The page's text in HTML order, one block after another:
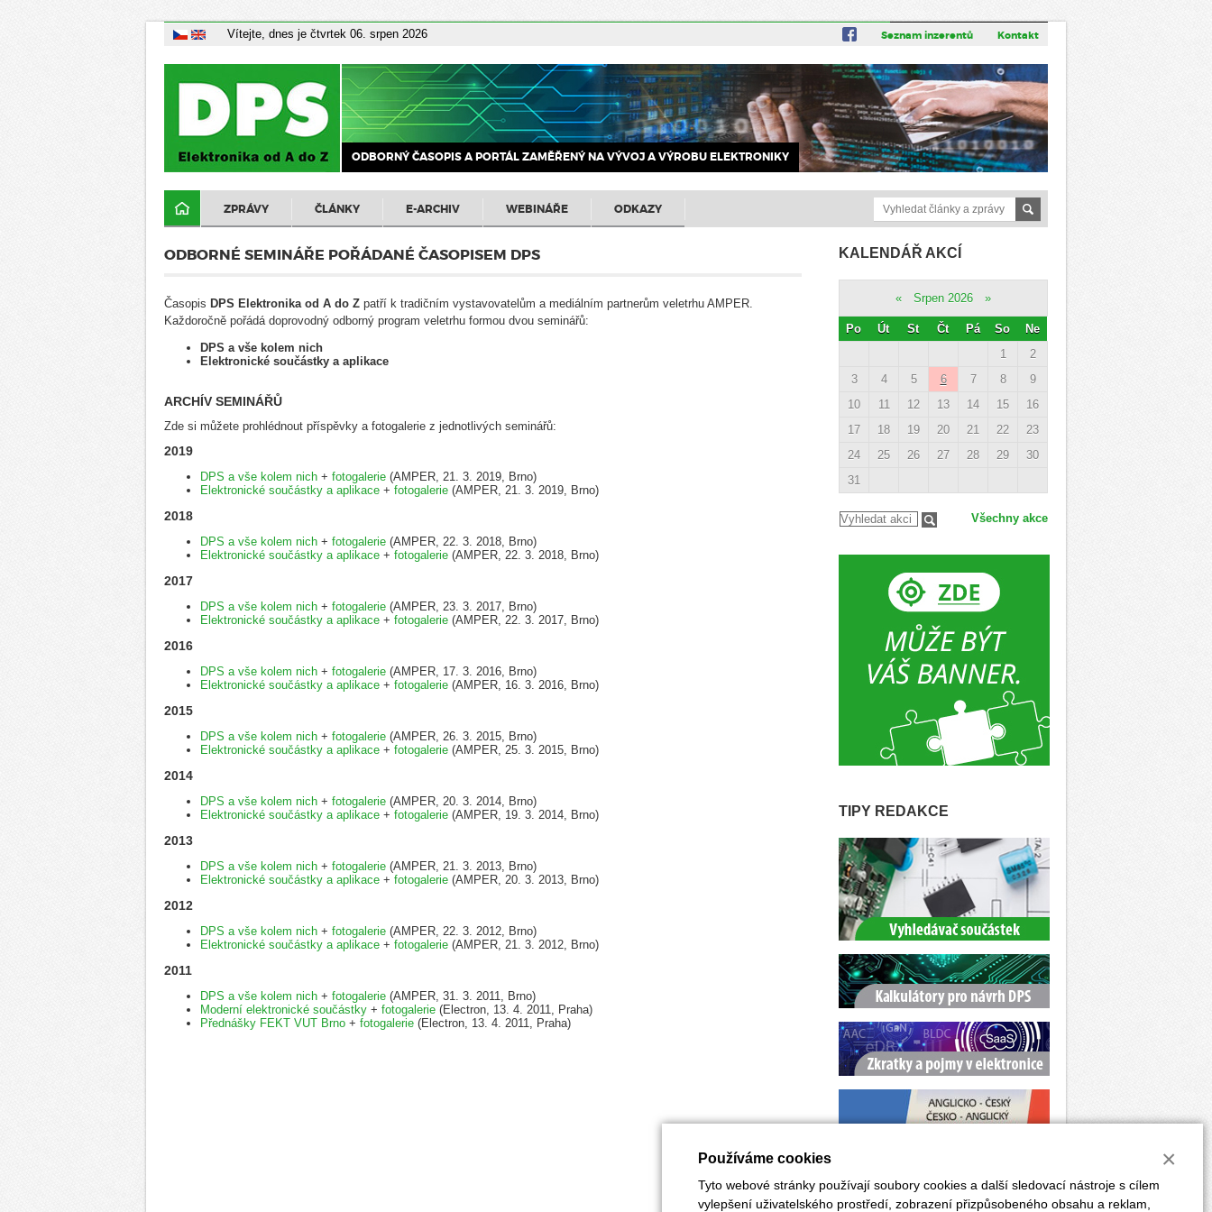
Vítejte, dnes je čtvrtek 06. srpen 2026 Seznam inzerentů Kontakt
ODBORNÝ ČASOPIS A PORTÁL ZAMĚŘENÝ NA VÝVOJ A VÝROBU ELEKTRONIKY
ZPRÁVY ČLÁNKY E-ARCHIV WEBINÁŘE ODKAZY
ODBORNÉ SEMINÁŘE POŘÁDANÉ ČASOPISEM DPS
Časopis DPS Elektronika od A do Z patří k tradičním vystavovatelům a mediálním partnerům veletrhu AMPER.
Každoročně pořádá doprovodný odborný program veletrhu formou dvou seminářů:
DPS a vše kolem nich
Elektronické součástky a aplikace
ARCHÍV SEMINÁŘŮ
Zde si můžete prohlédnout příspěvky a fotogalerie z jednotlivých seminářů:
2019
DPS a vše kolem nich + fotogalerie (AMPER, 21. 3. 2019, Brno)
Elektronické součástky a aplikace + fotogalerie (AMPER, 21. 3. 2019, Brno)
2018
DPS a vše kolem nich + fotogalerie (AMPER, 22. 3. 2018, Brno)
Elektronické součástky a aplikace + fotogalerie (AMPER, 22. 3. 2018, Brno)
2017
DPS a vše kolem nich + fotogalerie (AMPER, 23. 3. 2017, Brno)
Elektronické součástky a aplikace + fotogalerie (AMPER, 22. 3. 2017, Brno)
2016
DPS a vše kolem nich + fotogalerie (AMPER, 17. 3. 2016, Brno)
Elektronické součástky a aplikace + fotogalerie (AMPER, 16. 3. 2016, Brno)
2015
DPS a vše kolem nich + fotogalerie (AMPER, 26. 3. 2015, Brno)
Elektronické součástky a aplikace + fotogalerie (AMPER, 25. 3. 2015, Brno)
2014
DPS a vše kolem nich + fotogalerie (AMPER, 20. 3. 2014, Brno)
Elektronické součástky a aplikace + fotogalerie (AMPER, 19. 3. 2014, Brno)
2013
DPS a vše kolem nich + fotogalerie (AMPER, 21. 3. 2013, Brno)
Elektronické součástky a aplikace + fotogalerie (AMPER, 20. 3. 2013, Brno)
2012
DPS a vše kolem nich + fotogalerie (AMPER, 22. 3. 2012, Brno)
Elektronické součástky a aplikace + fotogalerie (AMPER, 21. 3. 2012, Brno)
2011
DPS a vše kolem nich + fotogalerie (AMPER, 31. 3. 2011, Brno)
Moderní elektronické součástky + fotogalerie (Electron, 13. 4. 2011, Praha)
Přednášky FEKT VUT Brno + fotogalerie (Electron, 13. 4. 2011, Praha)
KALENDÁŘ AKCÍ
« Srpen 2026 »
Po Út St Čt Pá So
Ne
1
2
3
4 5 6 7 8
9
10
11 12 13 14 15
16
17
18 19 20 21 22
23
24
25 26 27 28 29
30
31
Všechny akce
TIPY REDAKCE
Používáme cookies
Tyto webové stránky používají soubory cookies a další sledovací nástroje s cílem
vylepšení uživatelského prostředí, zobrazení přizpůsobeného obsahu a reklam,
×